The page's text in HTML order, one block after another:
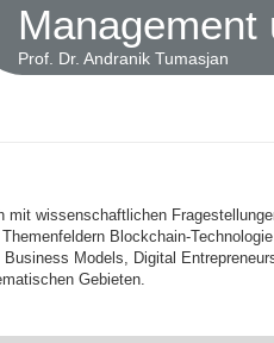
Prof. Dr. Andranik Tumasjan
mit wissenschaftlichen
Blockchain-
Models, Digital
Gebieten.